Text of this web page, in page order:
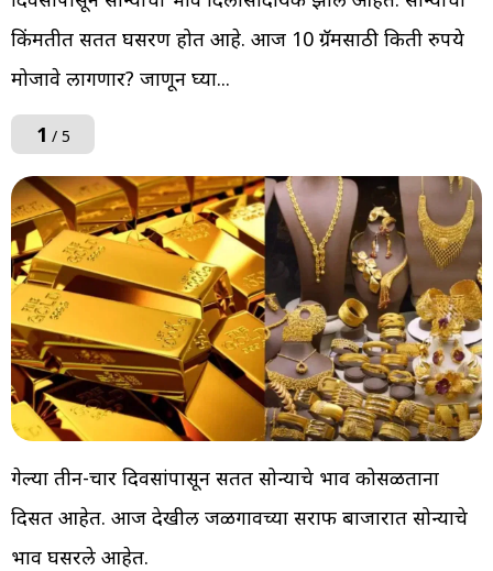
किंमतीत सतत घसरण होत आहे. आज 10 ग्रॅमसाठी किती रुपये
मोजावे लागणार? जाणून घ्या...
1 / 5
गेल्या तीन-चार दिवसांपासून सतत सोन्याचे भाव कोसळताना
दिसत आहेत. आज देखील जळगावच्या सराफ बाजारात सोन्याचे
भाव घसरले आहेत.